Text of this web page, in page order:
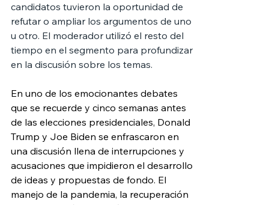
candidatos tuvieron la oportunidad de
refutar o ampliar los argumentos de uno
u otro. El moderador utilizó el resto del
tiempo en el segmento para profundizar
en la discusión sobre los temas.
En uno de los emocionantes debates
que se recuerde y cinco semanas antes
de las elecciones presidenciales, Donald
Trump y Joe Biden se enfrascaron en
una discusión llena de interrupciones y
acusaciones que impidieron el desarrollo
de ideas y propuestas de fondo. El
manejo de la pandemia, la recuperación